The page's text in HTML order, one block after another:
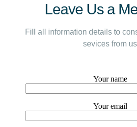
Leave Us a
Fill all information details to
sevices from us
Your name
Your email